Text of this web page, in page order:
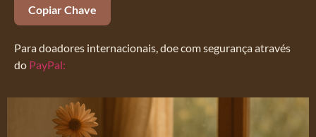
Copiar Chave
Para doadores internacionais, doe com segurança através
do PayPal: